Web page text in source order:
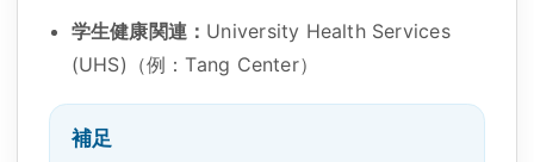
学生健康関連： University Health Services
(UHS) （例：Tang Center）
補足